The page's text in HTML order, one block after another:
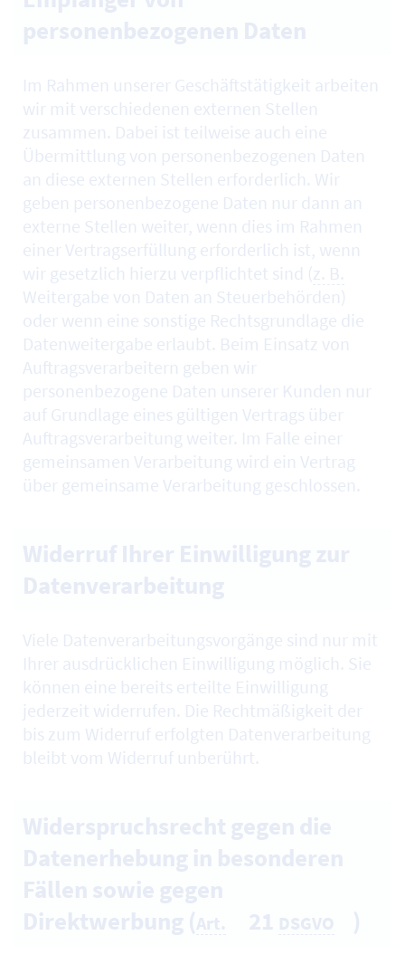
Im Rahmen unserer Geschäftstätigkeit arbeiten
wir mit verschiedenen externen Stellen
zusammen. Dabei ist teilweise auch eine
Übermittlung von personenbezogenen Daten
an diese externen Stellen erforderlich. Wir
geben personenbezogene Daten nur dann an
externe Stellen weiter, wenn dies im Rahmen
einer Vertragserfüllung erforderlich ist, wenn
wir gesetzlich hierzu verpflichtet sind (z. B.
Weitergabe von Daten an Steuerbehörden)
oder wenn eine sonstige Rechtsgrundlage die
Datenweitergabe erlaubt. Beim Einsatz von
Auftragsverarbeitern geben wir
personenbezogene Daten unserer Kunden nur
auf Grundlage eines gültigen Vertrags über
Auftragsverarbeitung weiter. Im Falle einer
gemeinsamen Verarbeitung wird ein Vertrag
über gemeinsame Verarbeitung geschlossen.
Viele Datenverarbeitungsvorgänge sind nur mit
Ihrer ausdrücklichen Einwilligung möglich. Sie
können eine bereits erteilte Einwilligung
jederzeit widerrufen. Die Rechtmäßigkeit der
bis zum Widerruf erfolgten Datenverarbeitung
bleibt vom Widerruf unberührt.